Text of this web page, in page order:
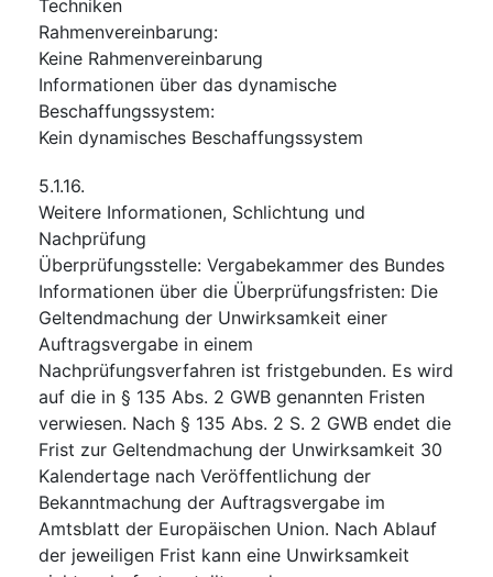
Techniken
Rahmenvereinbarung:
Keine Rahmenvereinbarung
Informationen über das dynamische
Beschaffungssystem:
Kein dynamisches Beschaffungssystem
5.1.16.
Weitere Informationen, Schlichtung und
Nachprüfung
Überprüfungsstelle: Vergabekammer des Bundes
Informationen über die Überprüfungsfristen: Die
Geltendmachung der Unwirksamkeit einer
Auftragsvergabe in einem
Nachprüfungsverfahren ist fristgebunden. Es wird
auf die in § 135 Abs. 2 GWB genannten Fristen
verwiesen. Nach § 135 Abs. 2 S. 2 GWB endet die
Frist zur Geltendmachung der Unwirksamkeit 30
Kalendertage nach Veröffentlichung der
Bekanntmachung der Auftragsvergabe im
Amtsblatt der Europäischen Union. Nach Ablauf
der jeweiligen Frist kann eine Unwirksamkeit